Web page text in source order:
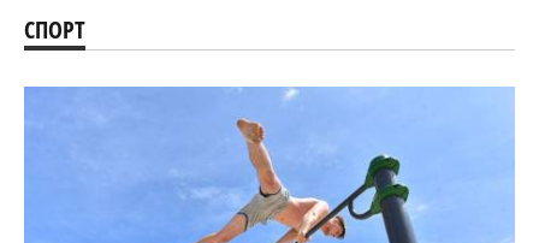
СПОРТ